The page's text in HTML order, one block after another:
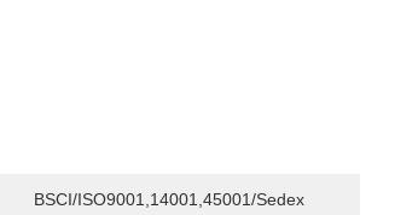
BSCI/ISO9001,14001,45001/Sedex